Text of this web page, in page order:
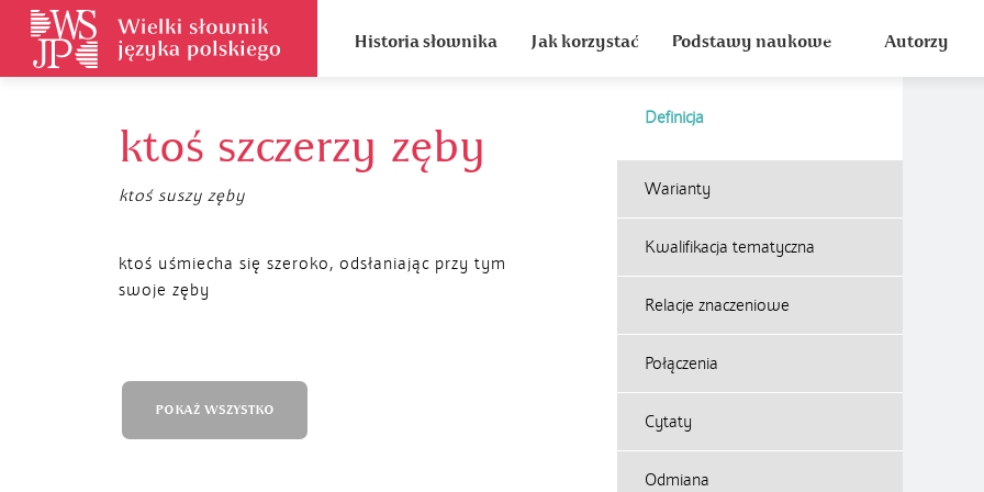
Historia słownika Jak korzystać Podstawy naukowe Autorzy
ktoś szczerzy zęby
ktoś suszy zęby
Definicja
ktoś uśmiecha się szeroko, odsłaniając przy tym
swoje zęby
Warianty
Kwalifikacja tematyczna
Relacje znaczeniowe
Połączenia
Cytaty
Odmiana
POKAŻ WSZYSTKO